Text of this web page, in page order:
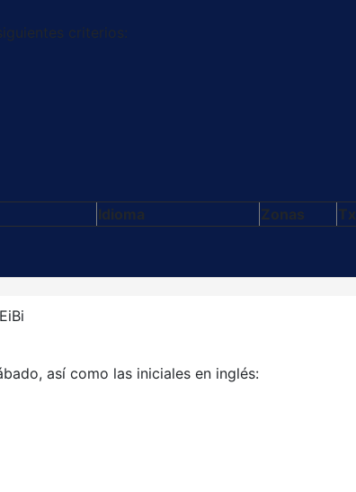
criterios:
Idioma Zonas Tx
así como las iniciales en inglés: